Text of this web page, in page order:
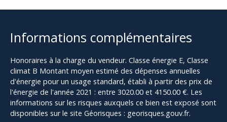
Informations complémentaires
Honoraires à la charge du vendeur. Classe énergie E, Classe
climat B Montant moyen estimé des dépenses annuelles
d'énergie pour un usage standard, établi à partir des prix de
l'énergie de l'année 2021 : entre 3020.00 et 4150.00 €. Les
informations sur les risques auxquels ce bien est exposé sont
disponibles sur le site Géorisques : georisques.gouv.fr.